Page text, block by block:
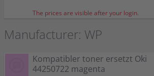
The prices are visible after your login.
Manufacturer: WP
Kompatibler toner ersetzt Oki
44250722 magenta